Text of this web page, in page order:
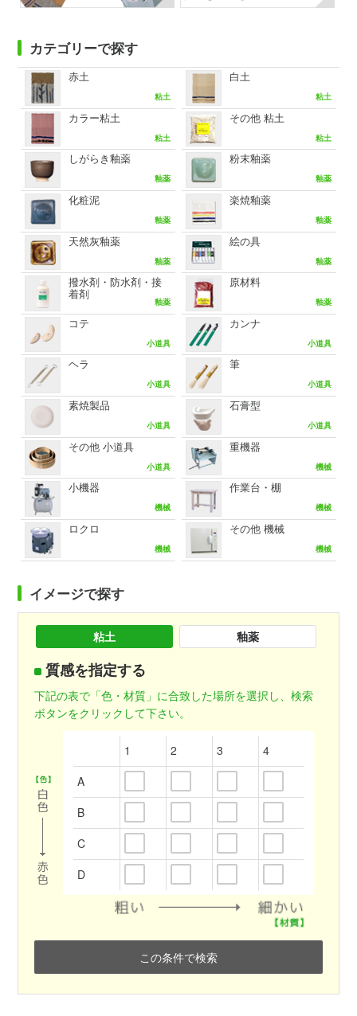
カテゴリーで探す
赤土
粘土
白土
粘土
カラー粘土
粘土
その他 粘土
粘土
しがらき釉薬
釉薬
粉末釉薬
釉薬
化粧泥
釉薬
楽焼釉薬
釉薬
天然灰釉薬
釉薬
絵の具
釉薬
撥水剤・防水剤・接
着剤
釉薬
原材料
釉薬
コテ
小道具
カンナ
小道具
ヘラ
小道具
筆
小道具
素焼製品
小道具
石膏型
小道具
その他 小道具
小道具
重機器
機械
小機器
機械
作業台・棚
機械
ロクロ
機械
その他 機械
機械
イメージで探す
粘土 釉薬
質感を指定する
下記の表で「色・材質」に合致した場所を選択し、検索
ボタンをクリックして下さい。
1 2 3
4
A
B
C
D
この条件で検索